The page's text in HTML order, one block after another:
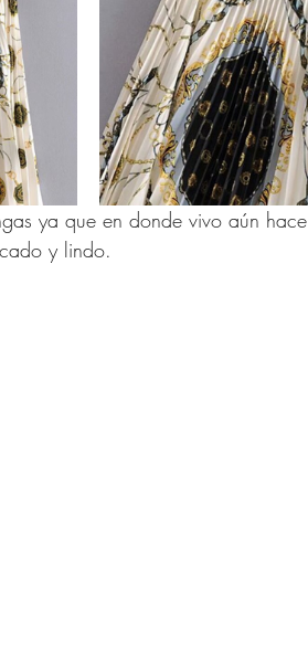
ya que en donde vivo aún hace
y lindo.